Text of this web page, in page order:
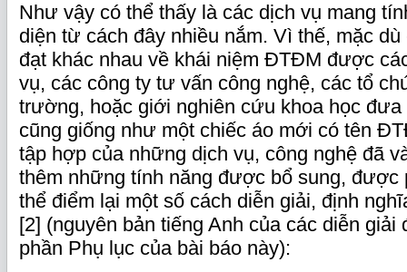
Như vậy có thể thấy là các dịch vụ mang
diện từ cách đây nhiều nắm. Vì thế, mặc
đạt khác nhau về khái niệm ĐTĐM được
vụ, các công ty tư vấn công nghệ, các tổ
trường, hoặc giới nghiên cứu khoa học
cũng giống như một chiếc áo mới có tên
tập hợp của những dịch vụ, công nghệ đã
thêm những tính năng được bổ sung, được
thể điểm lại một số cách diễn giải, định
[2] (nguyên bản tiếng Anh của các diễn
phần Phụ lục của bài báo này):